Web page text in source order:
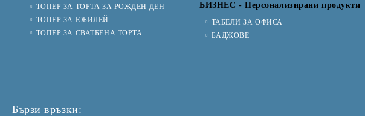
ТОПЕР ЗА ТОРТА ЗА РОЖДЕН ДЕН
ТОПЕР ЗА ЮБИЛЕЙ
ТОПЕР ЗА СВАТБЕНА ТОРТА
БИЗНЕС - Персонализирани продукти
ТАБЕЛИ ЗА ОФИСА
БАДЖОВЕ
Бързи връзки: